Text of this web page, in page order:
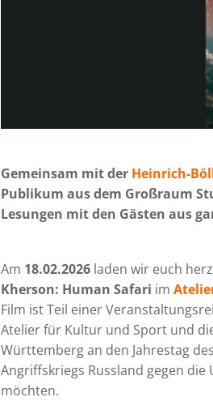
Gemeinsam mit der Heinrich-
Publikum aus dem Großraum
Lesungen mit den Gästen aus
Am 18.02.2026 laden wir euch
Kherson: Human Safari im
Film ist Teil einer
Atelier für Kultur und Sport und
Württemberg an den Jahrestag
Angriffskriegs Russland gegen
möchten.